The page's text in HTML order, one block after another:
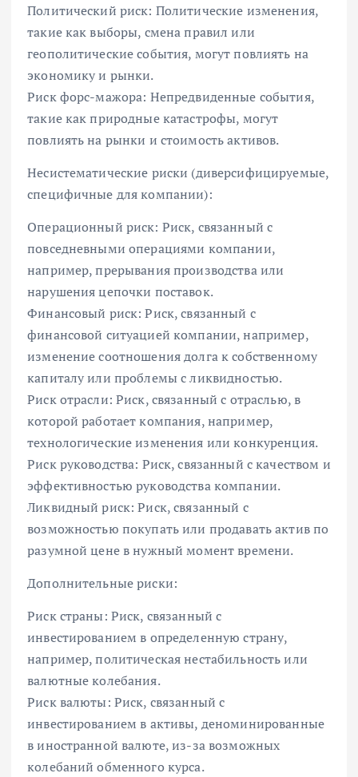
Политический риск: Политические изменения,
такие как выборы, смена правил или
геополитические события, могут повлиять на
экономику и рынки.
Риск форс-мажора: Непредвиденные события,
такие как природные катастрофы, могут
повлиять на рынки и стоимость активов.
Несистематические риски (диверсифицируемые,
специфичные для компании):
Операционный риск: Риск, связанный с
повседневными операциями компании,
например, прерывания производства или
нарушения цепочки поставок.
Финансовый риск: Риск, связанный с
финансовой ситуацией компании, например,
изменение соотношения долга к собственному
капиталу или проблемы с ликвидностью.
Риск отрасли: Риск, связанный с отраслью, в
которой работает компания, например,
технологические изменения или конкуренция.
Риск руководства: Риск, связанный с качеством и
эффективностью руководства компании.
Ликвидный риск: Риск, связанный с
возможностью покупать или продавать актив по
разумной цене в нужный момент времени.
Дополнительные риски:
Риск страны: Риск, связанный с
инвестированием в определенную страну,
например, политическая нестабильность или
валютные колебания.
Риск валюты: Риск, связанный с
инвестированием в активы, деноминированные
в иностранной валюте, из-за возможных
колебаний обменного курса.